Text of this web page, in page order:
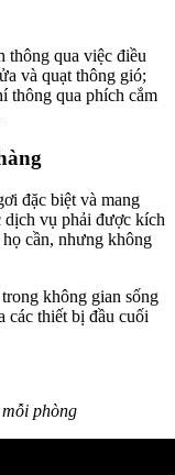
thông qua việc điều
và quạt thông gió;
thông qua phích cắm
đặc biệt và mang
dịch vụ phải được kích
cần, nhưng không
không gian sống
các thiết bị đầu cuối
phòng